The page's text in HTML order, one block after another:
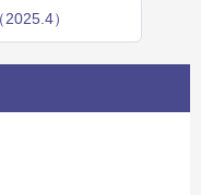
）